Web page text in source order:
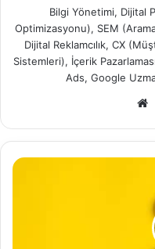
Bilgi Yönetimi, Dijital
Optimizasyonu), SEM
Dijital Reklamcılık, CX
Sistemleri), İçerik
Ads, Google